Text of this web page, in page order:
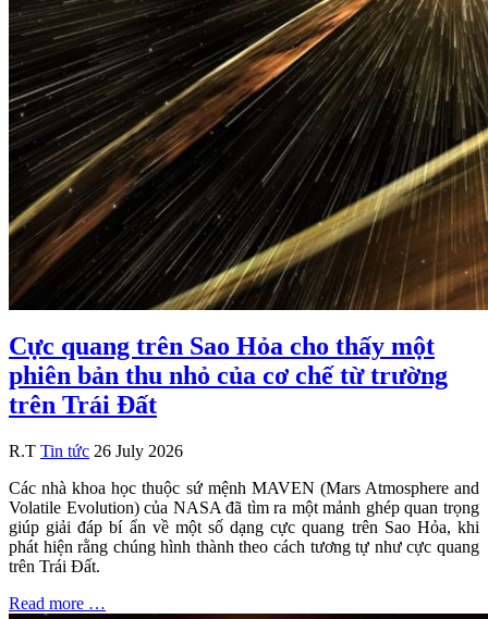
Cực quang trên Sao Hỏa cho thấy một
phiên bản thu nhỏ của cơ chế từ trường
trên Trái Đất
R.T Tin tức 26 July 2026
Các nhà khoa học thuộc sứ mệnh MAVEN (Mars Atmosphere and
Volatile Evolution) của NASA đã tìm ra một mảnh ghép quan trọng
giúp giải đáp bí ẩn về một số dạng cực quang trên Sao Hỏa, khi
phát hiện rằng chúng hình thành theo cách tương tự như cực quang
trên Trái Đất.
Read more …